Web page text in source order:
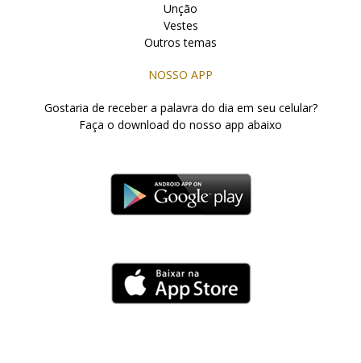
Unção
Vestes
Outros temas
NOSSO APP
Gostaria de receber a palavra do dia em seu celular?
Faça o download do nosso app abaixo